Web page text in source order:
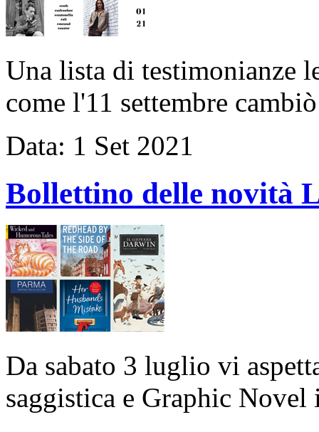
Una lista di testimonianze
come l'11 settembre
Data: 1 Set 2021
Bollettino delle novità
Da sabato 3 luglio vi
saggistica e Graphic